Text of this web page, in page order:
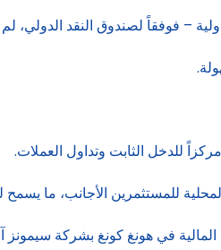
الدولي، لم يشكل الرنمينبي سوى 2.1% من
للدخل الثابت وتداول العملات.
للمستثمرين الأجانب، ما يسمح
في هونغ كونغ بشركة